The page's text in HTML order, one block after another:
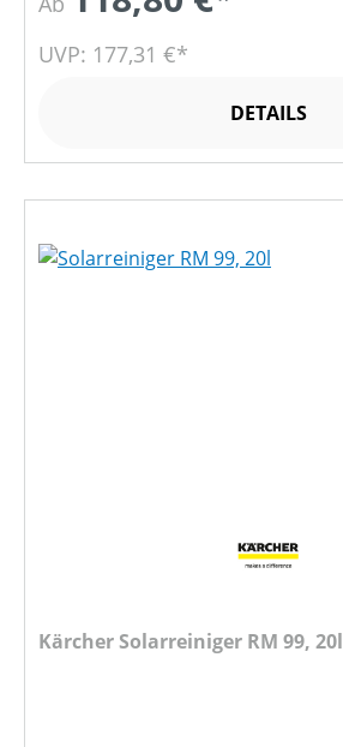
UVP: 177,31 €*
DETAILS
Kärcher Solarreiniger RM 99, 20l